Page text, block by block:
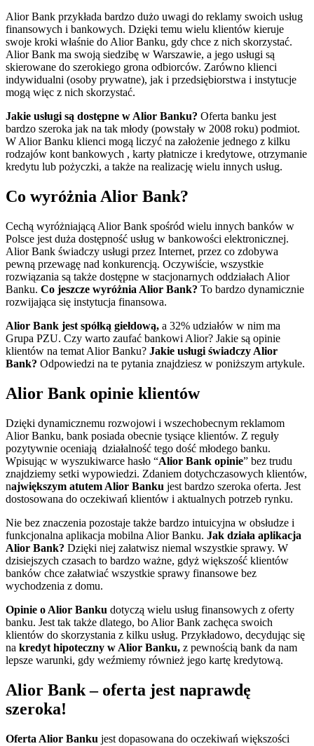
Alior Bank przykłada bardzo dużo uwagi do reklamy swoich usług
finansowych i bankowych. Dzięki temu wielu klientów kieruje
swoje kroki właśnie do Alior Banku, gdy chce z nich skorzystać.
Alior Bank ma swoją siedzibę w Warszawie, a jego usługi są
skierowane do szerokiego grona odbiorców. Zarówno klienci
indywidualni (osoby prywatne), jak i przedsiębiorstwa i instytucje
mogą więc z nich skorzystać.
Jakie usługi są dostępne w Alior Banku? Oferta banku jest
bardzo szeroka jak na tak młody (powstały w 2008 roku) podmiot.
W Alior Banku klienci mogą liczyć na założenie jednego z kilku
rodzajów kont bankowych , karty płatnicze i kredytowe, otrzymanie
kredytu lub pożyczki, a także na realizację wielu innych usług.
Co wyróżnia Alior Bank?
Cechą wyróżniającą Alior Bank spośród wielu innych banków w
Polsce jest duża dostępność usług w bankowości elektronicznej.
Alior Bank świadczy usługi przez Internet, przez co zdobywa
pewną przewagę nad konkurencją. Oczywiście, wszystkie
rozwiązania są także dostępne w stacjonarnych oddziałach Alior
Banku. Co jeszcze wyróżnia Alior Bank? To bardzo dynamicznie
rozwijająca się instytucja finansowa.
Alior Bank jest spółką giełdową, a 32% udziałów w nim ma
Grupa PZU. Czy warto zaufać bankowi Alior? Jakie są opinie
klientów na temat Alior Banku? Jakie usługi świadczy Alior
Bank? Odpowiedzi na te pytania znajdziesz w poniższym artykule.
Alior Bank opinie klientów
Dzięki dynamicznemu rozwojowi i wszechobecnym reklamom
Alior Banku, bank posiada obecnie tysiące klientów. Z reguły
pozytywnie oceniają działalność tego dość młodego banku.
Wpisując w wyszukiwarce hasło “Alior Bank opinie” bez trudu
znajdziemy setki wypowiedzi. Zdaniem dotychczasowych klientów,
największym atutem Alior Banku jest bardzo szeroka oferta. Jest
dostosowana do oczekiwań klientów i aktualnych potrzeb rynku.
Nie bez znaczenia pozostaje także bardzo intuicyjna w obsłudze i
funkcjonalna aplikacja mobilna Alior Banku. Jak działa aplikacja
Alior Bank? Dzięki niej załatwisz niemal wszystkie sprawy. W
dzisiejszych czasach to bardzo ważne, gdyż większość klientów
banków chce załatwiać wszystkie sprawy finansowe bez
wychodzenia z domu.
Opinie o Alior Banku dotyczą wielu usług finansowych z oferty
banku. Jest tak także dlatego, bo Alior Bank zachęca swoich
klientów do skorzystania z kilku usług. Przykładowo, decydując się
na kredyt hipoteczny w Alior Banku, z pewnością bank da nam
lepsze warunki, gdy weźmiemy również jego kartę kredytową.
Alior Bank – oferta jest naprawdę
szeroka!
Oferta Alior Banku jest dopasowana do oczekiwań większości